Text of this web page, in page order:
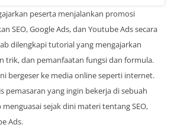
peserta menjalankan promosi
SEO, Google Ads, dan Youtube Ads secara
dilengkapi tutorial yang mengajarkan
trik, dan pemanfaatan fungsi dan formula.
bergeser ke media online seperti internet.
pemasaran yang ingin bekerja di sebuah
sejak dini materi tentang SEO,
Ads.